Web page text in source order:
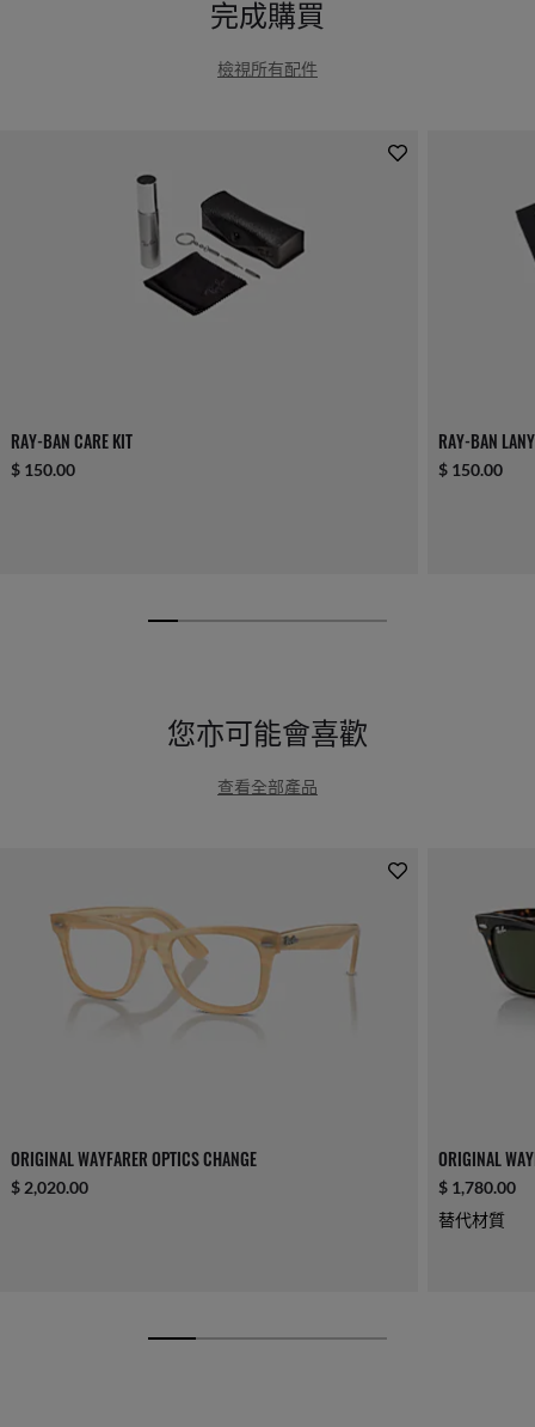
完成購買
檢視所有配件
RAY-BAN CARE KIT
$ 150.00
RAY-BAN
$ 150.00
您亦可能會喜歡
查看全部產品
ORIGINAL WAYFARER OPTICS CHANGE
$ 2,020.00
ORIGINAL
$ 1,780.00
替代材質